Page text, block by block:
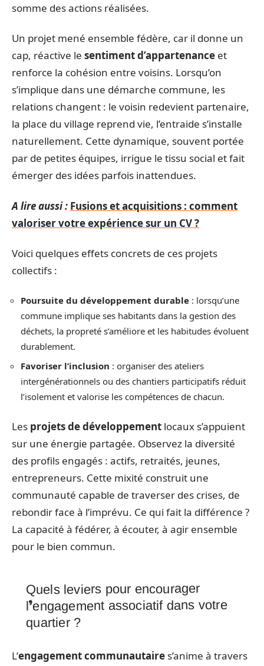
somme des actions réalisées.
Un projet mené ensemble fédère, car il donne un
cap, réactive le sentiment d’appartenance et
renforce la cohésion entre voisins. Lorsqu’on
s’implique dans une démarche commune, les
relations changent : le voisin redevient partenaire,
la place du village reprend vie, l’entraide s’installe
naturellement. Cette dynamique, souvent portée
par de petites équipes, irrigue le tissu social et fait
émerger des idées parfois inattendues.
A lire aussi : Fusions et acquisitions : comment
valoriser votre expérience sur un CV ?
Voici quelques effets concrets de ces projets
collectifs :
Poursuite du développement durable : lorsqu’une
commune implique ses habitants dans la gestion des
déchets, la propreté s’améliore et les habitudes évoluent
durablement.
Favoriser l’inclusion : organiser des ateliers
intergénérationnels ou des chantiers participatifs réduit
l’isolement et valorise les compétences de chacun.
Les projets de développement locaux s’appuient
sur une énergie partagée. Observez la diversité
des profils engagés : actifs, retraités, jeunes,
entrepreneurs. Cette mixité construit une
communauté capable de traverser des crises, de
rebondir face à l’imprévu. Ce qui fait la différence ?
La capacité à fédérer, à écouter, à agir ensemble
pour le bien commun.
Quels leviers pour encourager
l’engagement associatif dans votre
quartier ?
L’engagement communautaire s’anime à travers